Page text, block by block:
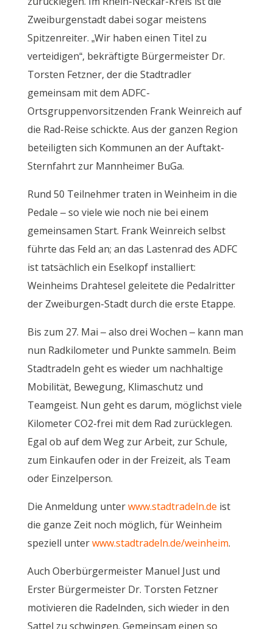
Zweiburgenstadt dabei sogar meistens
Spitzenreiter. „Wir haben einen Titel zu
verteidigen“, bekräftigte Bürgermeister Dr.
Torsten Fetzner, der die Stadtradler
gemeinsam mit dem ADFC-
Ortsgruppenvorsitzenden Frank Weinreich auf
die Rad-Reise schickte. Aus der ganzen Region
beteiligten sich Kommunen an der Auftakt-
Sternfahrt zur Mannheimer BuGa.
Rund 50 Teilnehmer traten in Weinheim in die
Pedale – so viele wie noch nie bei einem
gemeinsamen Start. Frank Weinreich selbst
führte das Feld an; an das Lastenrad des ADFC
ist tatsächlich ein Eselkopf installiert:
Weinheims Drahtesel geleitete die Pedalritter
der Zweiburgen-Stadt durch die erste Etappe.
Bis zum 27. Mai – also drei Wochen – kann man
nun Radkilometer und Punkte sammeln. Beim
Stadtradeln geht es wieder um nachhaltige
Mobilität, Bewegung, Klimaschutz und
Teamgeist. Nun geht es darum, möglichst viele
Kilometer CO2-frei mit dem Rad zurücklegen.
Egal ob auf dem Weg zur Arbeit, zur Schule,
zum Einkaufen oder in der Freizeit, als Team
oder Einzelperson.
Die Anmeldung unterwww.stadtradeln.de ist
die ganze Zeit noch möglich, für Weinheim
speziell unterwww.stadtradeln.de/weinheim.
Auch Oberbürgermeister Manuel Just und
Erster Bürgermeister Dr. Torsten Fetzner
motivieren die Radelnden, sich wieder in den
Sattel zu schwingen. Gemeinsam einen so